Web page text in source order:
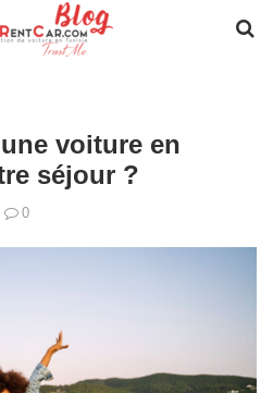
voiture en
séjour ?
0